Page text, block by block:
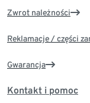
Zwrot należności
Reklamacje / części
Gwarancja
Kontakt i pomoc